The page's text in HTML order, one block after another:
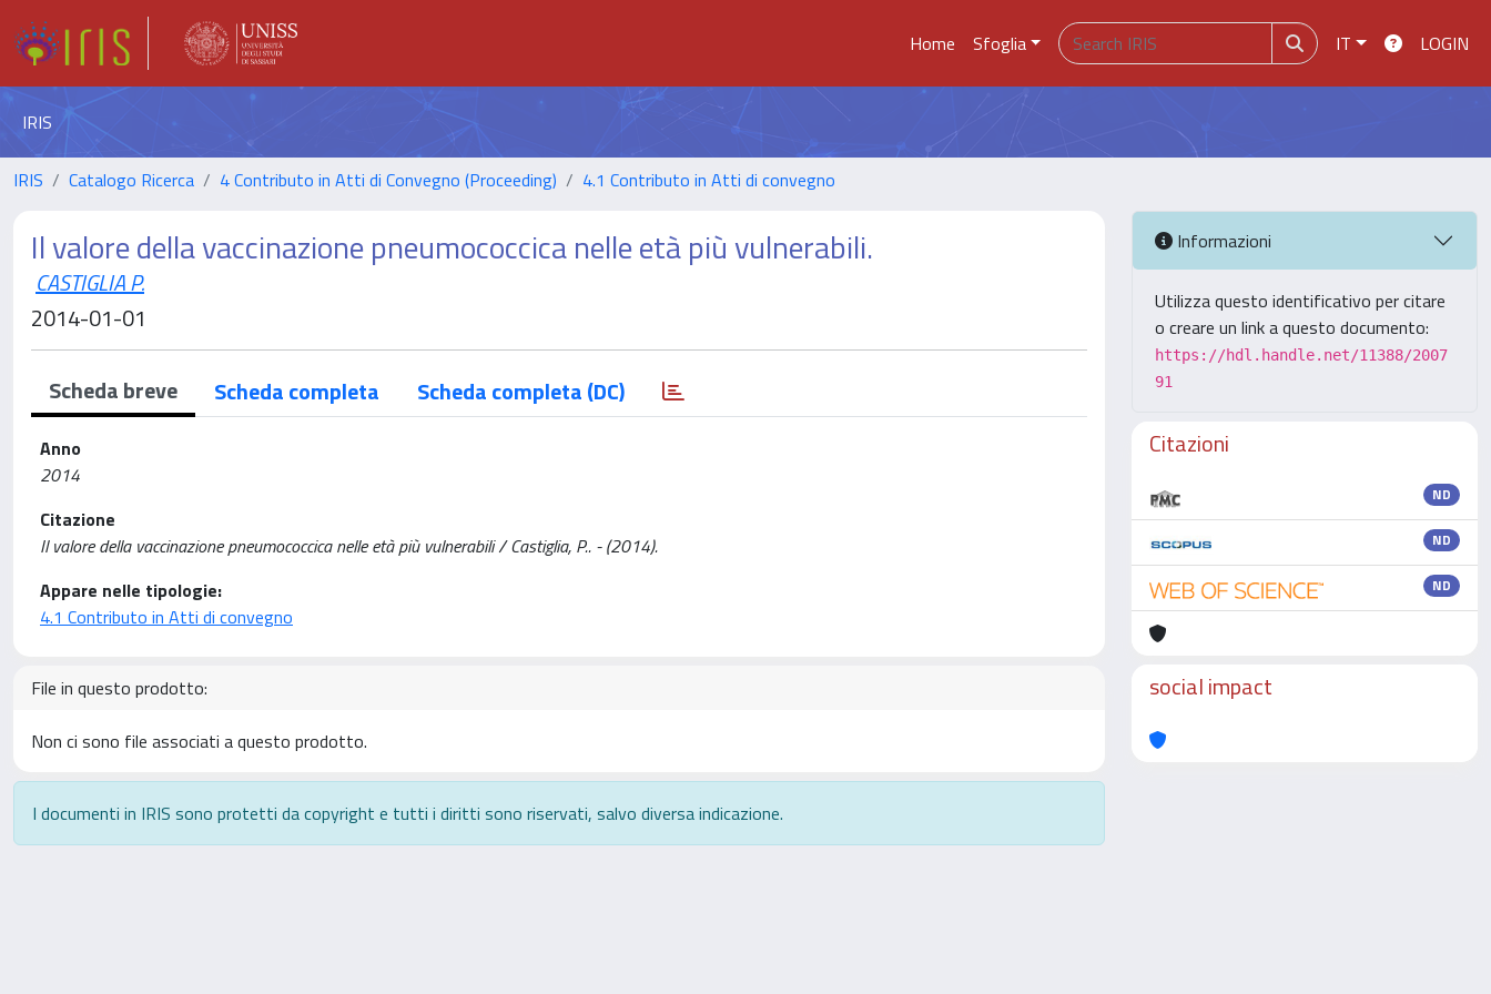
Home Sfoglia IT LOGIN
IRIS
IRIS Catalogo Ricerca 4 Contributo in Atti di Convegno (Proceeding) 4.1 Contributo in Atti di convegno
Il valore della vaccinazione pneumococcica nelle età più vulnerabili.
CASTIGLIA P.
2014-01-01
Scheda breve Scheda completa Scheda completa (DC)
Anno
2014
Citazione
Il valore della vaccinazione pneumococcica nelle età più vulnerabili / Castiglia, P.. - (2014).
Appare nelle tipologie:
4.1 Contributo in Atti di convegno
File in questo prodotto:
Non ci sono file associati a questo prodotto.
I documenti in IRIS sono protetti da copyright e tutti i diritti sono riservati, salvo diversa indicazione.
Informazioni
Utilizza questo identificativo per citare
o creare un link a questo documento:
https://hdl.handle.net/11388/2007
91
Citazioni
ND
ND
ND
social impact